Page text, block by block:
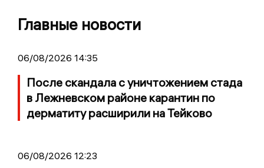
Главные новости
06/08/2026 14:35
После скандала с уничтожением стада
в Лежневском районе карантин по
дерматиту расширили на Тейково
06/08/2026 12:23